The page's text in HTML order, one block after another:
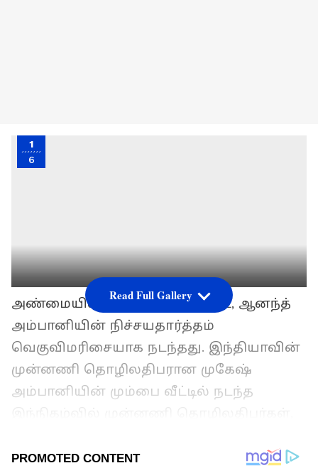
1
6
அண்மையில் ராதிகா மெர்ச்சன்ட், ஆனந்த்
அம்பானியின் நிச்சயதார்த்தம்
வெகுவிமரிசையாக நடந்தது. இந்தியாவின்
முன்னணி தொழிலதிபரான முகேஷ்
அம்பானியின் மும்பை வீட்டில் நடந்த
கலந்து கொண்டனர். பாலிவுட்
Read Full Gallery